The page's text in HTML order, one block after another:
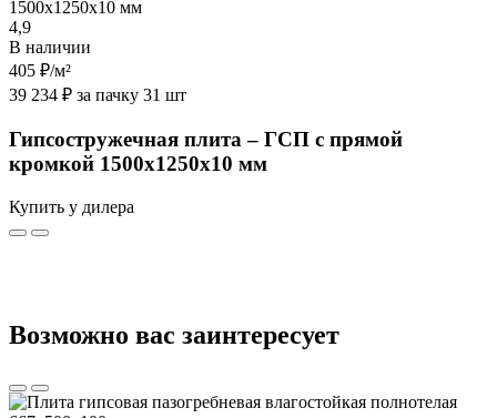
4,9
В наличии
405 ₽/м²
39 234 ₽ за пачку 31 шт
Гипсостружечная плита – ГСП с прямой
кромкой 1500х1250х10 мм
Купить у дилера
Возможно вас заинтересует